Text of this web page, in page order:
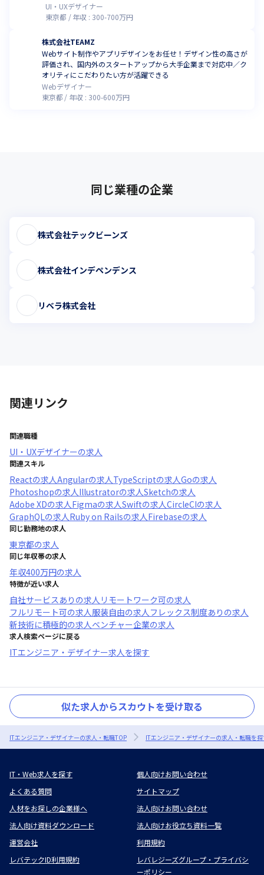
UI・UXデザイナー
東京都
年収 : 300-700万円
株式会社TEAMZ
Webサイト制作やアプリデザインをお任せ！デザイン性の高さが
評価され、国内外のスタートアップから大手企業まで対応中／ク
オリティにこだわりたい方が活躍できる
Webデザイナー
東京都
年収 : 300-600万円
同じ業種の企業
株式会社テックビーンズ
株式会社インデペンデンス
リベラ株式会社
関連リンク
関連職種
UI・UXデザイナーの求人
関連スキル
Reactの求人Angularの求人TypeScriptの求人Goの求人
Photoshopの求人Illustratorの求人Sketchの求人
Adobe XDの求人Figmaの求人Swiftの求人CircleCIの求人
GraphQLの求人Ruby on Railsの求人Firebaseの求人
同じ勤務地の求人
東京都の求人
同じ年収帯の求人
年収400万円の求人
特徴が近い求人
自社サービスあり の求人 リモートワーク可の求人
フルリモート可の求人服装自由の求人フレックス制度あり の求人
新技術に積極的の求人ベンチャー企業の求人
求人検索ページに戻る
ITエンジニア・デザイナー求人を探す
似た求人からスカウトを受け取る
ITエンジニア・デザイナーの求人・転職TOP ITエンジニア・デザイナーの求人・転職を
IT・Web求人を探す
個人向けお問い合わせ
よくある質問
サイトマップ
人材をお探しの企業様へ
法人向けお問い合わせ
法人向け資料ダウンロード
法人向けお役立ち資料一覧
運営会社
利用規約
レバテックID利用規約
レバレジーズグループ・プライバシ
ーポリシー